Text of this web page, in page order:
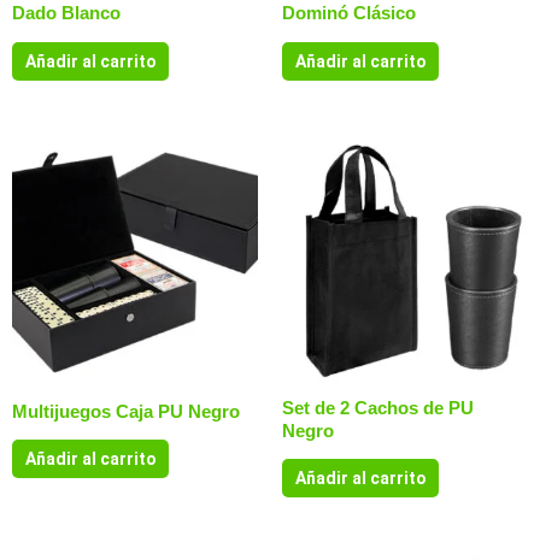
Dado Blanco
Añadir al carrito
Dominó Clásico
Añadir al carrito
Multijuegos Caja PU Negro
Añadir al carrito
Set de 2 Cachos de PU
Negro
Añadir al carrito